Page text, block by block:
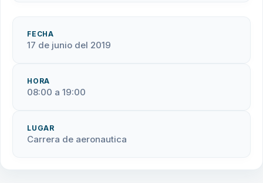
FECHA
17 de junio del 2019
HORA
08:00 a 19:00
LUGAR
Carrera de aeronautica